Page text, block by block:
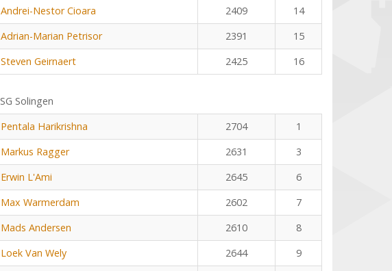
Andrei-Nestor Cioara 2409
14
Adrian-Marian Petrisor 2391
15
Steven Geirnaert 2425 16
SG Solingen
Pentala Harikrishna 2704
1
Markus Ragger 2631
3
Erwin L'Ami 2645
6
Max Warmerdam 2602
7
Mads Andersen 2610
8
Loek Van Wely 2644
9